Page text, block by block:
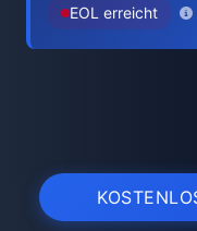
EOL erreicht